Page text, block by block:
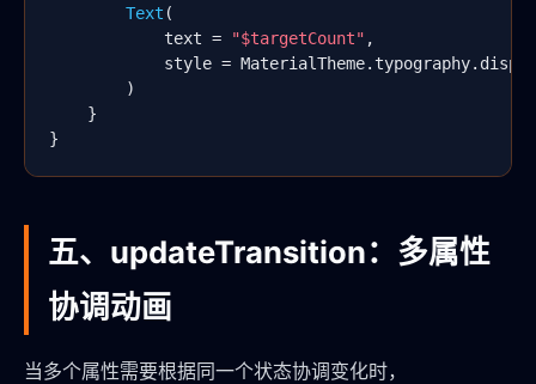
Text (
            text =
"$targetCount" ,
style =
        )
    }
}
五、updateTransition：多属性
协调动画
当多个属性需要根据同一个状态协调变化时，